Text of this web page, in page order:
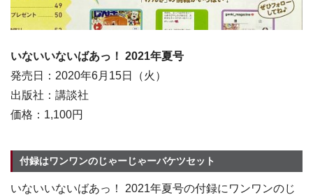
いないいないばあっ！ 2021年夏号
発売日：2020年6月15日（火）
出版社：講談社
価格：1,100円
付録はワンワンのじゃーじゃーバケツセット
いないいないばあっ！ 2021年夏号の付録にワンワンのじ